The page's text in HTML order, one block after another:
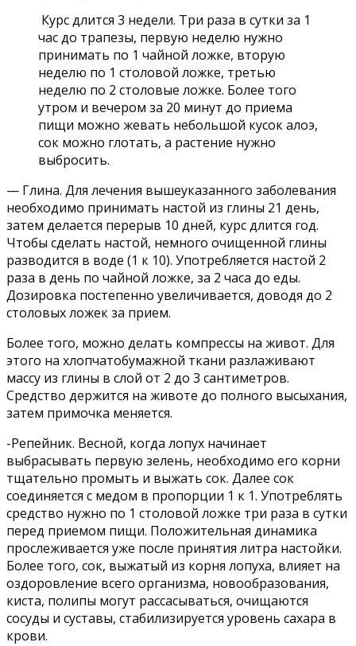
Курс длится 3 недели. Три раза в сутки за 1
час до трапезы, первую неделю нужно
принимать по 1 чайной ложке, вторую
неделю по 1 столовой ложке, третью
неделю по 2 столовые ложке. Более того
утром и вечером за 20 минут до приема
пищи можно жевать небольшой кусок алоэ,
сок можно глотать, а растение нужно
выбросить.
— Глина. Для лечения вышеуказанного заболевания
необходимо принимать настой из глины 21 день,
затем делается перерыв 10 дней, курс длится год.
Чтобы сделать настой, немного очищенной глины
разводится в воде (1 к 10). Употребляется настой 2
раза в день по чайной ложке, за 2 часа до еды.
Дозировка постепенно увеличивается, доводя до 2
столовых ложек за прием.
Более того, можно делать компрессы на живот. Для
этого на хлопчатобумажной ткани разлаживают
массу из глины в слой от 2 до 3 сантиметров.
Средство держится на животе до полного высыхания,
затем примочка меняется.
-Репейник. Весной, когда лопух начинает
выбрасывать первую зелень, необходимо его корни
тщательно промыть и выжать сок. Далее сок
соединяется с медом в пропорции 1 к 1. Употреблять
средство нужно по 1 столовой ложке три раза в сутки
перед приемом пищи. Положительная динамика
прослеживается уже после принятия литра настойки.
Более того, сок, выжатый из корня лопуха, влияет на
оздоровление всего организма, новообразования,
киста, полипы могут рассасываться, очищаются
сосуды и суставы, стабилизируется уровень сахара в
крови.